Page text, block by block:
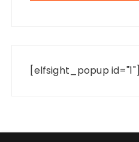
[elfsight_popup id="1"]